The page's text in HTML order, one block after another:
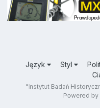
Język Styl
"Instytut Badań
Powered by